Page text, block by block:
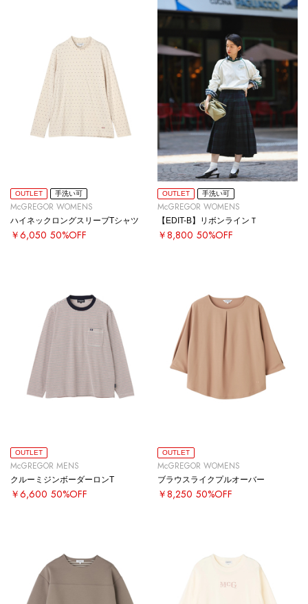
OUTLET 手洗い可
McGREGOR WOMENS
ハイネックロングスリーブTシャツ
￥6,050 50%OFF
OUTLET 手洗い可
McGREGOR WOMENS
【EDIT-B】リボンラインＴ
￥8,800 50%OFF
OUTLET
McGREGOR MENS
クルーミジンボーダーロンT
￥6,600 50%OFF
OUTLET
McGREGOR WOMENS
ブラウスライクプルオーバー
￥8,250 50%OFF